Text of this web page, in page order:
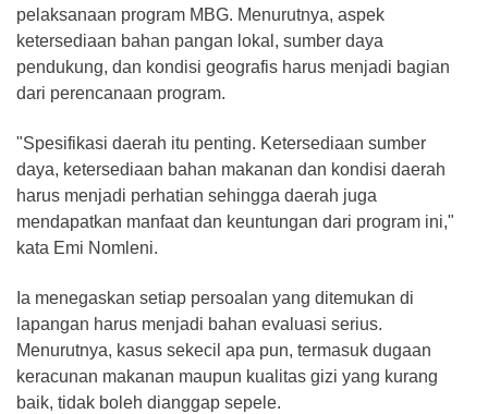
pelaksanaan program MBG. Menurutnya, aspek
ketersediaan bahan pangan lokal, sumber daya
pendukung, dan kondisi geografis harus menjadi bagian
dari perencanaan program.
"Spesifikasi daerah itu penting. Ketersediaan sumber
daya, ketersediaan bahan makanan dan kondisi daerah
harus menjadi perhatian sehingga daerah juga
mendapatkan manfaat dan keuntungan dari program ini,"
kata Emi Nomleni.
Ia menegaskan setiap persoalan yang ditemukan di
lapangan harus menjadi bahan evaluasi serius.
Menurutnya, kasus sekecil apa pun, termasuk dugaan
keracunan makanan maupun kualitas gizi yang kurang
baik, tidak boleh dianggap sepele.